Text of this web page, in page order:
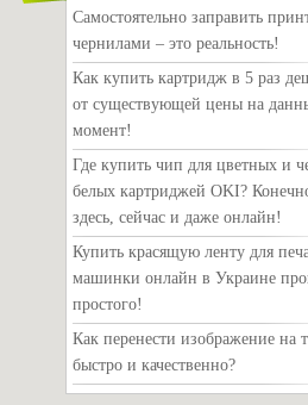
Самостоятельно заправить
чернилами – это реальность!
Как купить картридж в 5 раз
от существующей цены на
момент!
Где купить чип для цветных и
белых картриджей OKI?
здесь, сейчас и даже онлайн!
Купить красящую ленту для
машинки онлайн в Украине
простого!
Как перенести изображение на
быстро и качественно?